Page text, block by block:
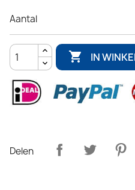
Aantal
 IN
Delen